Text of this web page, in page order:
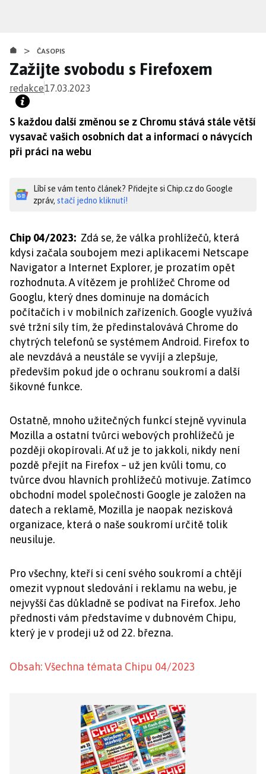
obsahu
> ČASOPIS
Zažijte svobodu s Firefoxem
redakce17.03.2023
S každou další změnou se z Chromu stává stále větší
vysavač vašich osobních dat a informací o návycích
při práci na webu
Líbí se vám tento článek? Přidejte si Chip.cz do Google
zpráv, stačí jedno kliknutí!
Chip 04/2023: Zdá se, že válka prohlížečů, která
kdysi začala soubojem mezi aplikacemi Netscape
Navigator a Internet Explorer, je prozatím opět
rozhodnuta. A vítězem je prohlížeč Chrome od
Googlu, který dnes dominuje na domácích
počítačích i v mobilních zařízeních. Google využívá
své tržní síly tím, že předinstalovává Chrome do
chytrých telefonů se systémem Android. Firefox to
ale nevzdává a neustále se vyvíjí a zlepšuje,
především pokud jde o ochranu soukromí a další
šikovné funkce.
Ostatně, mnoho užitečných funkcí stejně vyvinula
Mozilla a ostatní tvůrci webových prohlížečů je
později okopírovali. Ať už je to jakkoli, nikdy není
pozdě přejít na Firefox – už jen kvůli tomu, co
tvůrce dvou hlavních prohlížečů motivuje. Zatímco
obchodní model společnosti Google je založen na
datech a reklamě, Mozilla je naopak nezisková
organizace, která o naše soukromí určitě tolik
neusiluje.
Pro všechny, kteří si cení svého soukromí a chtějí
omezit vypnout sledování i reklamu na webu, je
nejvyšší čas důkladně se podívat na Firefox. Jeho
přednosti vám představíme v dubnovém Chipu,
který je v prodeji už od 22. března.
Obsah: Všechna témata Chipu 04/2023